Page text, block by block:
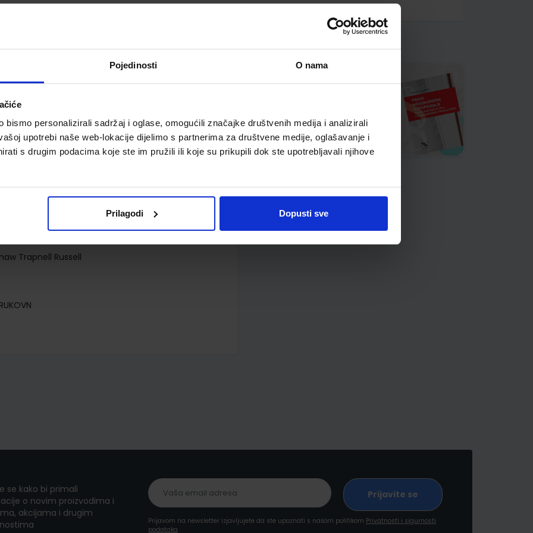
Pojedinosti O nama
bismo personalizirali sadržaj i oglase, omogućili značajke društvenih medija i analizirali
upotrebi naše web-lokacije dijelimo s partnerima za društvene medije, oglašavanje i
s drugim podacima koje ste im pružili ili koje su prikupili dok ste upotrebljavali njihove
Prilagodi Dopusti sve
: za 2. i 3. ili 3. razred gimnazija, prvi strani jezik (10. i
škola, drugi ili prvi strani jezik (7., 8., 10. i 11.
ili prvi strani jezik (7. i 10. godina učenja), za 3.
d.o.o.
Trapnell Russell
se kako bi primali
o novim proizvodima i
akcijama i drugim
Prijavom na newsletter izjavljujete da ste upoznati s našom politikom Privatnosti i sigurnosti
podataka